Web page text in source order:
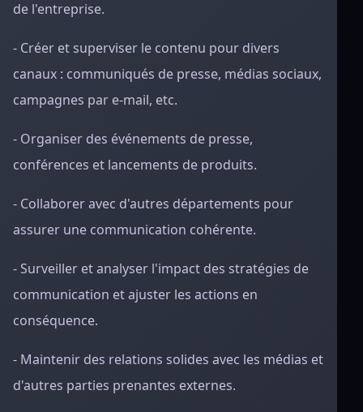
de l'entreprise.
- Créer et superviser le contenu pour divers
canaux : communiqués de presse, médias sociaux,
campagnes par e-mail, etc.
- Organiser des événements de presse,
conférences et lancements de produits.
- Collaborer avec d'autres départements pour
assurer une communication cohérente.
- Surveiller et analyser l'impact des stratégies de
communication et ajuster les actions en
conséquence.
- Maintenir des relations solides avec les médias et
d'autres parties prenantes externes.